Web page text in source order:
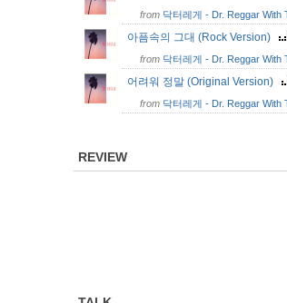
from 닥터레게 - Dr. Reggar With
아픔속의 그대 (Rock Version)
from 닥터레게 - Dr. Reggar With
어려워 정말 (Original Version)
from 닥터레게 - Dr. Reggar With
REVIEW